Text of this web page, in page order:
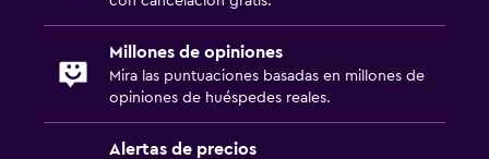
Millones de opiniones
Mira las puntuaciones basadas en millones de
opiniones de huéspedes reales.
Alertas de precios